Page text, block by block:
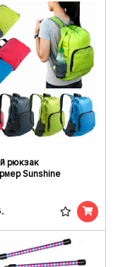
рюкзак
Sunshine